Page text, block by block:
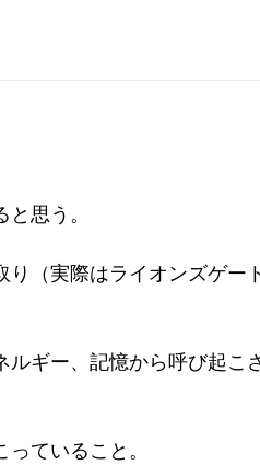
思う。
（実際はライオンズゲー
ギー、記憶から呼び起こ
ていること。